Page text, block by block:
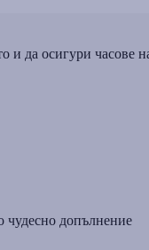
и да осигури часове
чудесно допълнение